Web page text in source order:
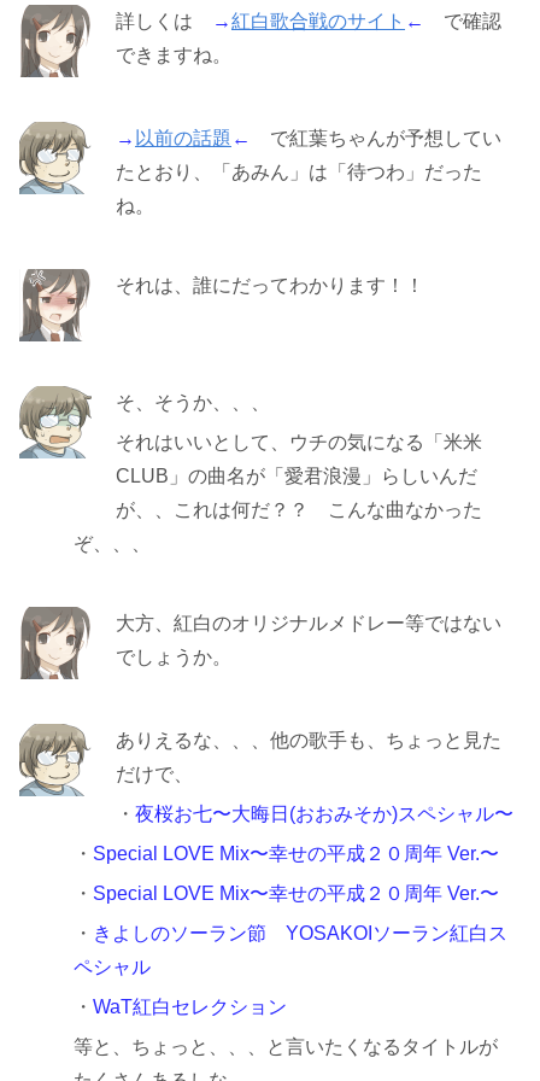
詳しくは →紅白歌合戦のサイト ←
で確認
できますね。
→ 以前の話題 ←
で紅葉ちゃんが予想してい
たとおり、「あみん」は「待つわ」だった
ね。
それは、誰にだってわかります！！
そ、そうか、、、
それはいいとして、ウチの気になる「米米
CLUB」の曲名が「愛君浪漫」らしいんだ
が、、これは何だ？？ こんな曲なかった
ぞ、、、
大方、紅白のオリジナルメドレー等ではない
でしょうか。
ありえるな、、、他の歌手も、ちょっと見た
だけで、
・ 夜桜お七〜大晦日(おおみそか)スペシャル〜
・ Special LOVE Mix〜幸せの平成２０周年 Ver.〜
・ Special LOVE Mix〜幸せの平成２０周年 Ver.〜
・ きよしのソーラン節 YOSAKOIソーラン紅白ス
ペシャル
・ WaT紅白セレクション
等と、ちょっと、、、と言いたくなるタイトルが